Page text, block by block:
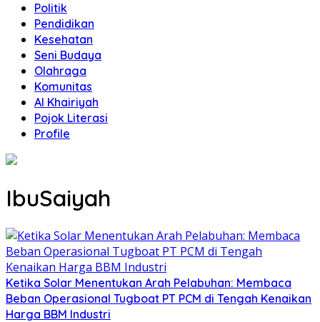
Politik
Pendidikan
Kesehatan
Seni Budaya
Olahraga
Komunitas
Al Khairiyah
Pojok Literasi
Profile
IbuSaiyah
Ketika Solar Menentukan Arah Pelabuhan: Membaca
Beban Operasional Tugboat PT PCM di Tengah Kenaikan
Harga BBM Industri